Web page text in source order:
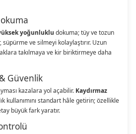
yoğunluklu dokuma; tüy ve tozun
süpürme ve silmeyi kolaylaştırır. Uzun
takılmaya ve kir biriktirmeye daha
Güvenlik
kazalara yol açabilir. Kaydırmaz
kullanımını standart hâle getirin; özellikle
büyük fark yaratır.